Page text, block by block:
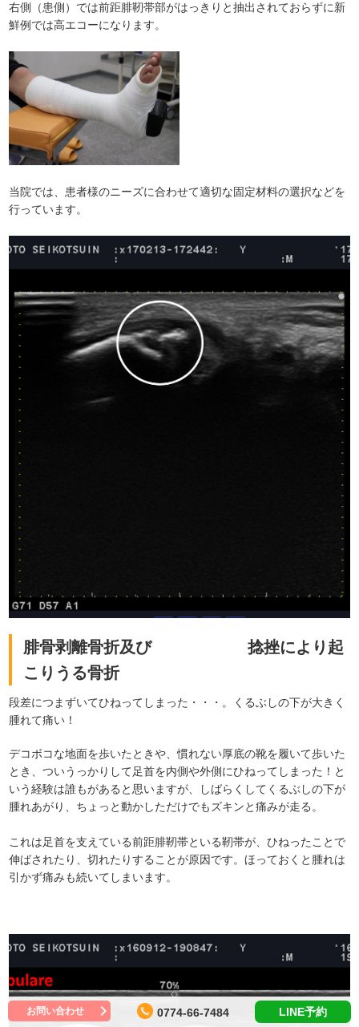
右側（患側）では前距腓靭帯部がはっきりと抽出されておらずに新
鮮例では高エコーになります。
当院では、患者様のニーズに合わせて適切な固定材料の選択などを
行っています。
腓骨剥離骨折及び 捻挫により起
こりうる骨折
段差につまずいてひねってしまった・・・。くるぶしの下が大きく
腫れて痛い！
デコボコな地面を歩いたときや、慣れない厚底の靴を履いて歩いた
とき、ついうっかりして足首を内側や外側にひねってしまった！と
いう経験は誰もがあると思いますが、しばらくしてくるぶしの下が
腫れあがり、ちょっと動かしただけでもズキンと痛みが走る。
これは足首を支えている前距腓靭帯といる靭帯が、ひねったことで
伸ばされたり、切れたりすることが原因です。ほっておくと腫れは
引かず痛みも続いてしまいます。
お問い合わせ 0774-66-7484 LINE予約